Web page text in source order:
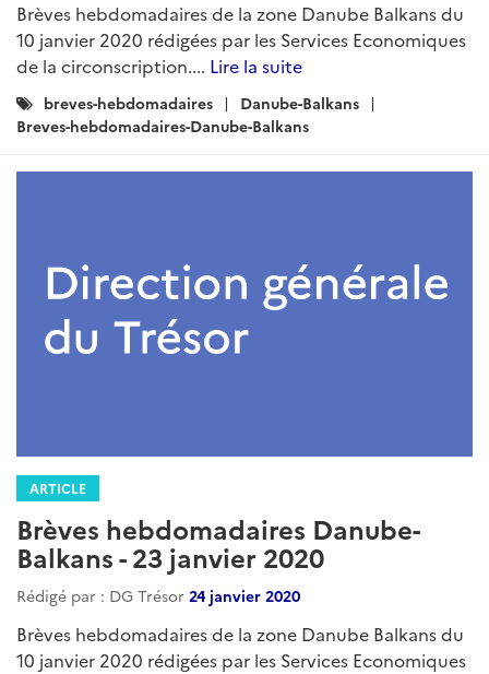
Brèves hebdomadaires de la zone Danube Balkans du
10 janvier 2020 rédigées par les Services Economiques
de la circonscription.... Lire la suite
Catégories
:
breves-hebdomadaires
Danube-Balkans
Breves-hebdomadaires-Danube-Balkans
ARTICLE
Brèves hebdomadaires Danube-
Balkans - 23 janvier 2020
Rédigé par : DG Trésor 24 janvier 2020
Brèves hebdomadaires de la zone Danube Balkans du
10 janvier 2020 rédigées par les Services Economiques